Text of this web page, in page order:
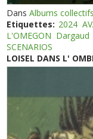
DansAlbums
Etiquettes: 2024
L'OMEGON Dargaud
SCENARIOS
LOISEL DANS L'